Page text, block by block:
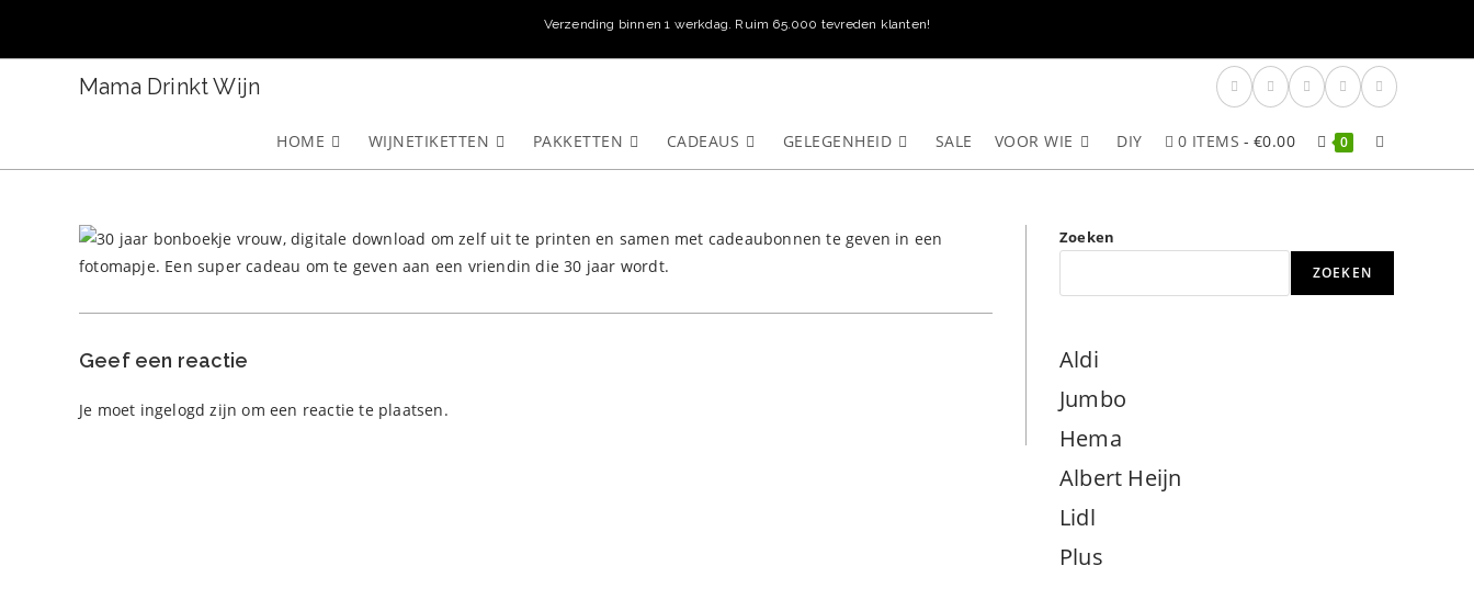
Verzending binnen 1 werkdag. Ruim 65.000 tevreden klanten!
Mama Drinkt Wijn
HOME WIJNETIKETTEN PAKKETTEN CADEAUS GELEGENHEID SALE VOOR WIE DIY 0 ITEMS €0.00 0 TOGGLE
ZOEKEN
Geef een reactie
Je moet ingelogd zijn om een reactie te plaatsen.
Zoeken
ZOEKEN
Aldi
Jumbo
Hema
Albert Heijn
Lidl
Plus